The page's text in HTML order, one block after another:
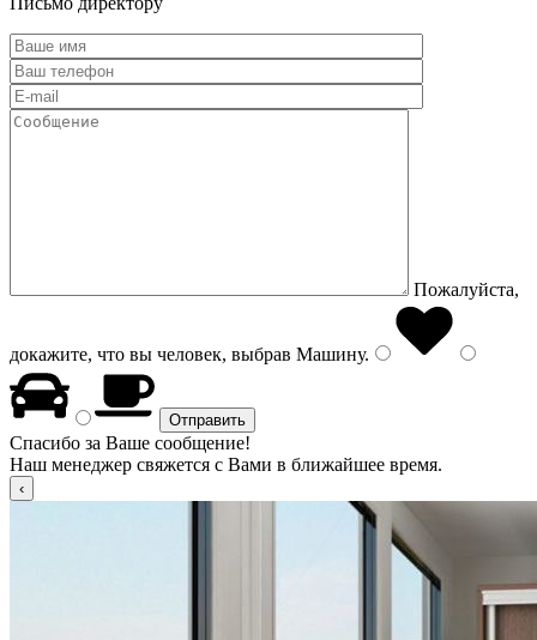
Пожалуйста,
докажите, что вы человек, выбрав Машину.
Спасибо за Ваше сообщение!
Наш менеджер свяжется с Вами в ближайшее время.